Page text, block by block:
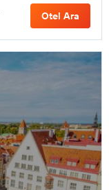
Otel Ara